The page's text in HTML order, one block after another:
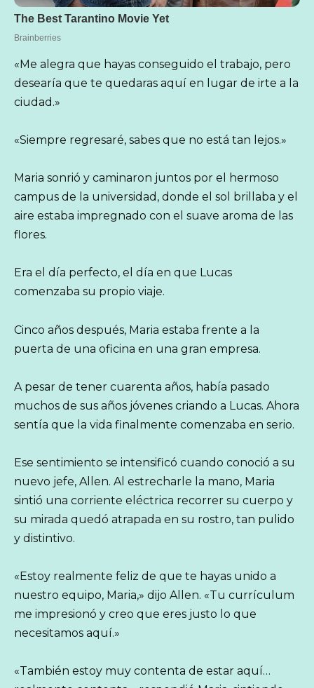
«Me alegra que hayas conseguido el trabajo, pero
desearía que te quedaras aquí en lugar de irte a la
ciudad.»
«Siempre regresaré, sabes que no está tan lejos.»
Maria sonrió y caminaron juntos por el hermoso
campus de la universidad, donde el sol brillaba y el
aire estaba impregnado con el suave aroma de las
flores.
Era el día perfecto, el día en que Lucas
comenzaba su propio viaje.
Cinco años después, Maria estaba frente a la
puerta de una oficina en una gran empresa.
A pesar de tener cuarenta años, había pasado
muchos de sus años jóvenes criando a Lucas. Ahora
sentía que la vida finalmente comenzaba en serio.
Ese sentimiento se intensificó cuando conoció a su
nuevo jefe, Allen. Al estrecharle la mano, Maria
sintió una corriente eléctrica recorrer su cuerpo y
su mirada quedó atrapada en su rostro, tan pulido
y distintivo.
«Estoy realmente feliz de que te hayas unido a
nuestro equipo, Maria,» dijo Allen. «Tu currículum
me impresionó y creo que eres justo lo que
necesitamos aquí.»
«También estoy muy contenta de estar aquí…